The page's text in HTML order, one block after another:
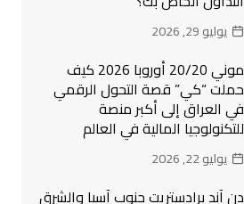
يوليو 29, 2026
موني 20/20 أوروبا 2026 كيف
حملت “كي” قصة التحول الرقمي
في العراق إلى أكبر منصة
للتكنولوجيا المالية في العالم
يوليو 22, 2026
دن آند برادستريت جنوب آسيا والشرق